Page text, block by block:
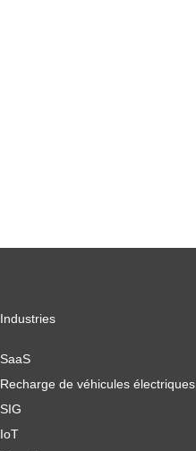
Industries
SaaS
Recharge de véhicules électriques
SIG
IoT